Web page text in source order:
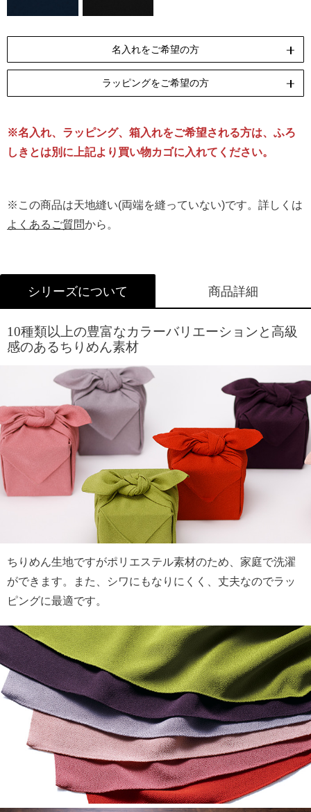
名入れをご希望の方
ラッピングをご希望の方
リボン包装
[無料]
のし包装
[無料]
箱Mサイズ
[有料]
ラッピングについて詳しくはこちら
※名入れ、ラッピング、箱入れをご希望される方は、ふろ
しきとは別に上記より買い物カゴに入れてください。
※この商品は天地縫い(両端を縫っていない)です。詳しくは
よくあるご質問から。
シリーズについて 商品詳細
10種類以上の豊富なカラーバリエーションと高級
感のあるちりめん素材
ちりめん生地ですがポリエステル素材のため、家庭で洗濯
ができます。また、シワにもなりにくく、丈夫なのでラッ
ピングに最適です。